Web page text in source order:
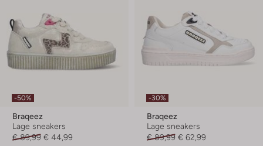
-50%
Braqeez
Lage sneakers
€ 89,99 € 44,99
-30%
Braqeez
Lage sneakers
€ 89,99 € 62,99